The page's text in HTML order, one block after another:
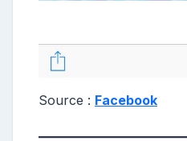
Source : Facebook